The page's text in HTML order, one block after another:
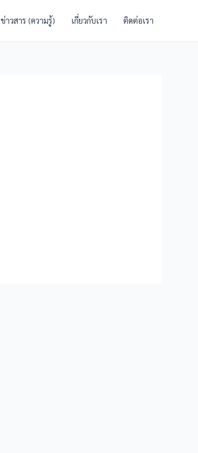
ข่าวสาร (ความรู้) เกี่ยวกับเรา ติดต่อเรา